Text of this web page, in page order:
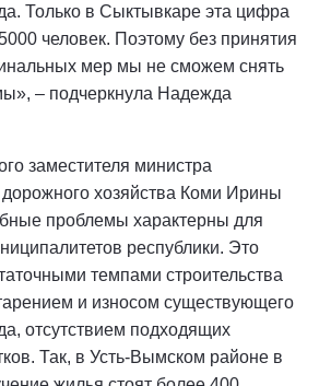
Только в Сыктывкаре эта цифра
человек. Поэтому без принятия
мер мы не сможем снять
– подчеркнула Надежда
заместителя министра
дорожного хозяйства Коми Ирины
проблемы характерны для
республики. Это
темпами строительства
и износом существующего
отсутствием подходящих
Так, в Усть-Вымском районе в